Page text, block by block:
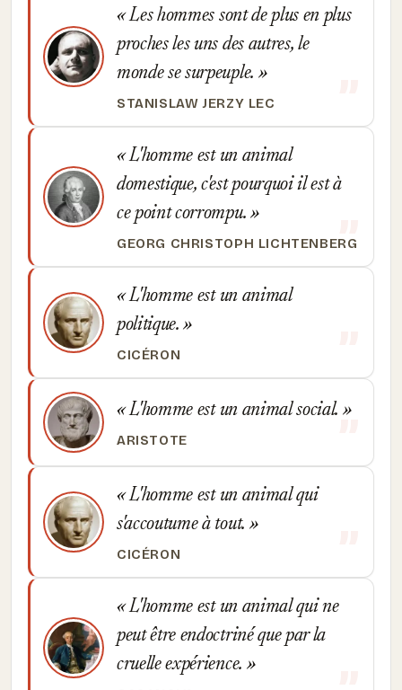
Les hommes sont de plus en plus
proches les uns des autres, le
monde se surpeuple.
STANISLAW JERZY LEC
L'homme est un animal
domestique, c'est pourquoi il est à
ce point corrompu.
GEORG CHRISTOPH LICHTENBERG
L'homme est un animal
politique.
CICÉRON
L'homme est un animal social.
ARISTOTE
L'homme est un animal qui
s'accoutume à tout.
CICÉRON
L'homme est un animal qui ne
peut être endoctriné que par la
cruelle expérience.